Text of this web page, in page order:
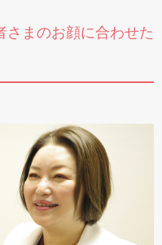
さまのお顔に合わせた